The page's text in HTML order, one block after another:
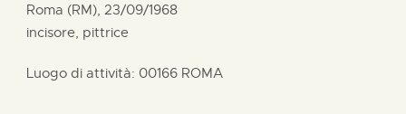
Roma (RM), 23/09/1968
incisore, pittrice
Luogo di attività: 00166 ROMA